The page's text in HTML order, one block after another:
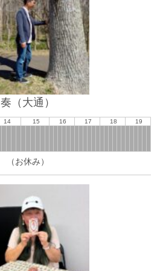
奏（大通）
14 15 16 17 18 19
（お休み）